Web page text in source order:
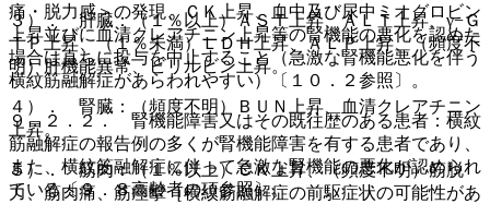
痛・脱力感＞の発現、ＣＫ上昇、血中及び尿中ミオグロビン
上昇並びに血清クレアチニン上昇等の腎機能の悪化を認めた
場合は直ちに投与を中止すること（急激な腎機能悪化を伴う
横紋筋融解症があらわれやすい）〔１０．２参照〕。
９．２．２． 腎機能障害又はその既往歴のある患者：横紋
筋融解症の報告例の多くが腎機能障害を有する患者であり、
また、横紋筋融解症に伴って急激な腎機能の悪化が認められ
ている〔９．８高齢者の項参照〕。
３）． 肝臓：（１％以上）ＡＳＴ上昇、ＡＬＴ上昇、γ−Ｇ
ＴＰ上昇、（１％未満）ＬＤＨ上昇、ＡＬＰ上昇、（頻度不
明）肝機能異常、ビリルビン上昇。
４）． 腎臓：（頻度不明）ＢＵＮ上昇、血清クレアチニン
上昇。
５）． 筋肉：（１％以上）ＣＫ上昇、（頻度不明）筋脱
力、筋肉痛、筋痙攣［横紋筋融解症の前駆症状の可能性があ